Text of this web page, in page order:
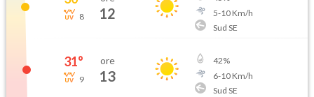
8 12
5-10Km/h
Sud SE
31°
9
ore
13
42%
6-10Km/h
Sud SE